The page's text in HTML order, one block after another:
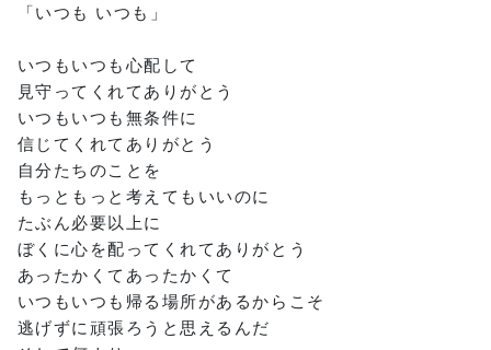
「いつも いつも」
いつもいつも心配して
見守ってくれてありがとう
いつもいつも無条件に
信じてくれてありがとう
自分たちのことを
もっともっと考えてもいいのに
たぶん必要以上に
ぼくに心を配ってくれてありがとう
あったかくてあったかくて
いつもいつも帰る場所があるからこそ
逃げずに頑張ろうと思えるんだ